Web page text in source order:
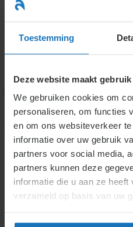
Toestemming
Deze website maakt
We gebruiken cookies om
personaliseren, om functies
en om ons websiteverkeer
informatie over uw gebruik
partners voor social media,
partners kunnen deze
informatie die u aan ze
verzameld op basis van uw
naar
inhoud
2.1.
Wijzigingen in